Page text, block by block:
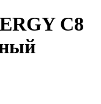
С8